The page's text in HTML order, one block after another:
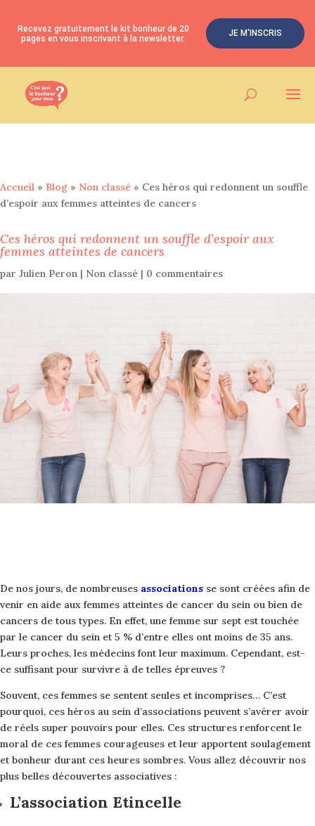
Accueil » Blog » Non classé » Ces héros qui redonnent un souffle
d’espoir aux femmes atteintes de cancers
Ces héros qui redonnent un souffle d’espoir aux
femmes atteintes de cancers
par Julien Peron | Non classé | 0 commentaires
De nos jours, de nombreuses associations se sont créées afin de
venir en aide aux femmes atteintes de cancer du sein ou bien de
cancers de tous types. En effet, une femme sur sept est touchée
par le cancer du sein et 5 % d’entre elles ont moins de 35 ans.
Leurs proches, les médecins font leur maximum. Cependant, est-
ce suffisant pour survivre à de telles épreuves ?
Souvent, ces femmes se sentent seules et incomprises… C’est
pourquoi, ces héros au sein d’associations peuvent s’avérer avoir
de réels super pouvoirs pour elles. Ces structures renforcent le
moral de ces femmes courageuses et leur apportent soulagement
et bonheur durant ces heures sombres. Vous allez découvrir nos
plus belles découvertes associatives :
L’association Etincelle
Recevez gratuitement le kit bonheur de 20
pages en vous inscrivant à la newsletter.
JE M'INSCRIS